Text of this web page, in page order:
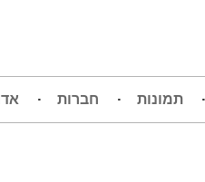
תמונות חברות